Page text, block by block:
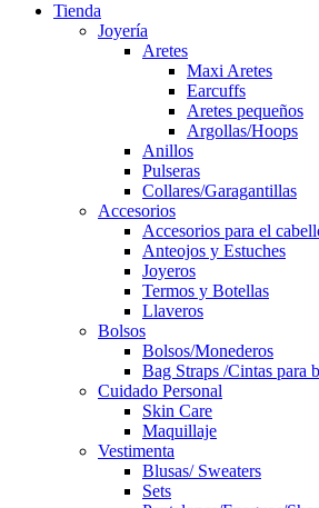
Tienda
Joyería
Aretes
Maxi Aretes
Earcuffs
Aretes pequeños
Argollas/Hoops
Anillos
Pulseras
Collares/Garagantillas
Accesorios
Accesorios para el
Anteojos y Estuches
Joyeros
Termos y Botellas
Llaveros
Bolsos
Bolsos/Monederos
Bag Straps /Cintas para
Cuidado Personal
Skin Care
Maquillaje
Vestimenta
Blusas/ Sweaters
Sets